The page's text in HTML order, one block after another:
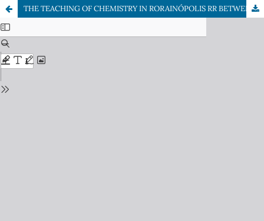
THE TEACHING OF CHEMISTRY IN RORAINÓPOLIS­ RR BETWEEN 2007 AND 2009